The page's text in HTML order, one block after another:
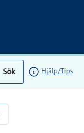
Sök Hjälp/Tips